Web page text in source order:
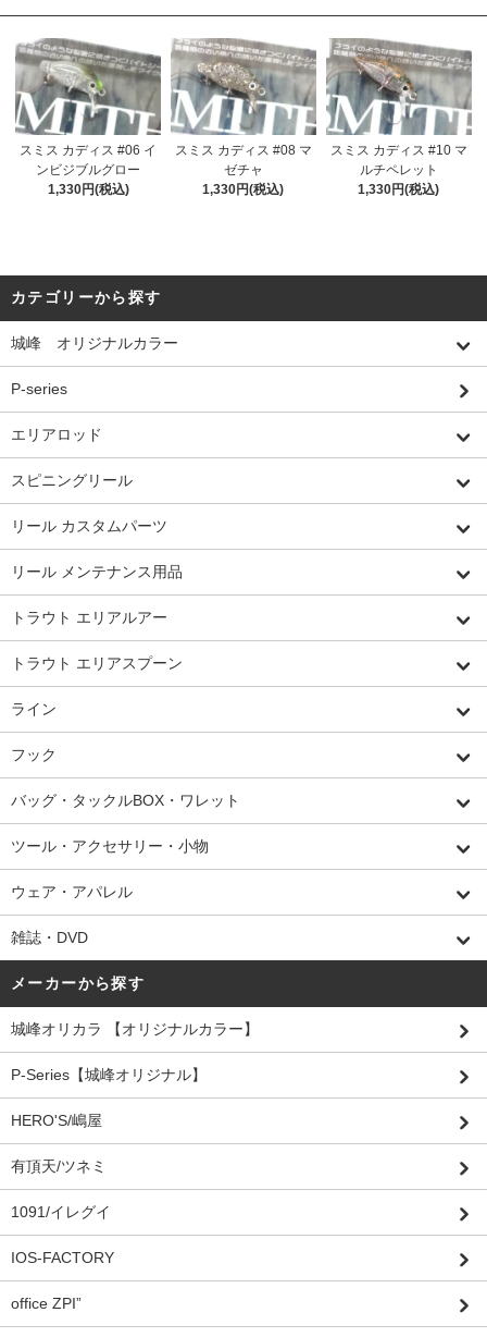
スミス カディス #06 イ
ンビジブルグロー
1,330円(税込)
スミス カディス #08 マ
ゼチャ
1,330円(税込)
スミス カディス #10 マ
ルチペレット
1,330円(税込)
カテゴリーから探す
城峰 オリジナルカラー
P-series
エリアロッド
スピニングリール
リール カスタムパーツ
リール メンテナンス用品
トラウト エリアルアー
トラウト エリアスプーン
ライン
フック
バッグ・タックルBOX・ワレット
ツール・アクセサリー・小物
ウェア・アパレル
雑誌・DVD
メーカーから探す
城峰オリカラ 【オリジナルカラー】
P-Series【城峰オリジナル】
HERO'S/嶋屋
有頂天/ツネミ
1091/イレグイ
IOS-FACTORY
office ZPI”